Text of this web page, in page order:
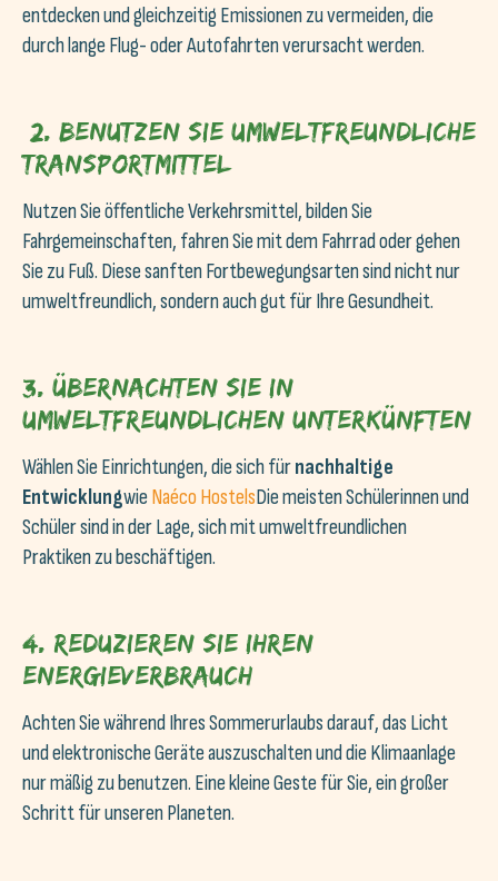
entdecken und gleichzeitig Emissionen zu vermeiden, die
durch lange Flug- oder Autofahrten verursacht werden.
2. Benutzen Sie umweltfreundliche
Transportmittel
Nutzen Sie öffentliche Verkehrsmittel, bilden Sie
Fahrgemeinschaften, fahren Sie mit dem Fahrrad oder gehen
Sie zu Fuß. Diese sanften Fortbewegungsarten sind nicht nur
umweltfreundlich, sondern auch gut für Ihre Gesundheit.
3. Übernachten Sie in
umweltfreundlichen Unterkünften
Wählen Sie Einrichtungen, die sich fürnachhaltige
EntwicklungwieNaéco HostelsDie meisten Schülerinnen und
Schüler sind in der Lage, sich mit umweltfreundlichen
Praktiken zu beschäftigen.
4. Reduzieren Sie Ihren
Energieverbrauch
Achten Sie während Ihres Sommerurlaubs darauf, das Licht
und elektronische Geräte auszuschalten und die Klimaanlage
nur mäßig zu benutzen. Eine kleine Geste für Sie, ein großer
Schritt für unseren Planeten.